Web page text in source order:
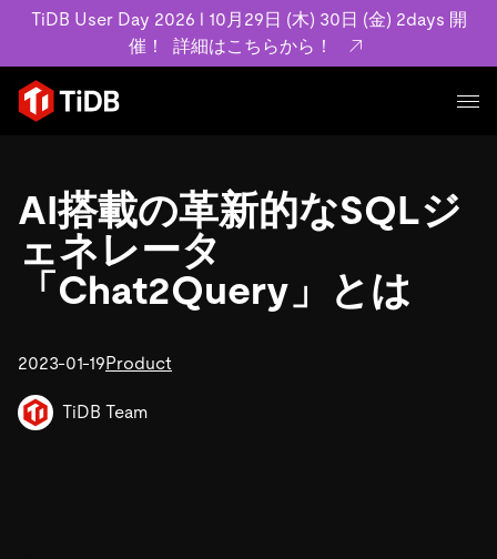
TiDB User Day 2026 l 10月29日 (木) 30日 (金) 2days 開
催！
詳細はこちらから！
プロダクト
MySQL互換の分散データベースで高可用性と水平スケー
ラビリティを備え大規模データをリアルタイムで処理でき
ます。
詳細はこちら
プラン
TiDB Cloud
ユースケース
事例記事
お客様事例やユーザーによる検証結果の記事などを紹介し
フィンテック
リソース
ブログ
アーカイブ動画
会社概要
規約類
AI搭載の革新的なSQLジ
ェネレータ
「Chat2Query」とは
2023-01-19Product
TiDB Team